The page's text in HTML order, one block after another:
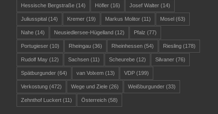
Hessische Bergstraße(14) Höfler(16) Josef Walter(14)
Juliusspital (14) Kremer(19) Markus Molitor(11) Mosel (63)
Nahe(14) Neusiedlersee-Hügelland (12) Pfalz (77)
Portugieser(10) Rheingau(36) Rheinhessen(54) Riesling(178)
Rudolf May(12) Sachsen(11) Scheurebe(12) Silvaner(76)
Spätburgunder(64) van Volxem(13) VDP(199)
Verkostung(472) Wege und Ziele(26) Weißburgunder(33)
Zehnthof Luckert(11) Österreich(58)